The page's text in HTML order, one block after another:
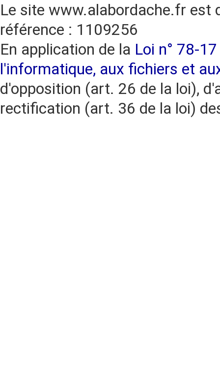
Le site www.alabordache.fr est
référence : 1109256
En application de la Loi n° 78-
l'informatique, aux fichiers et
d'opposition (art. 26 de la loi),
rectification (art. 36 de la loi)